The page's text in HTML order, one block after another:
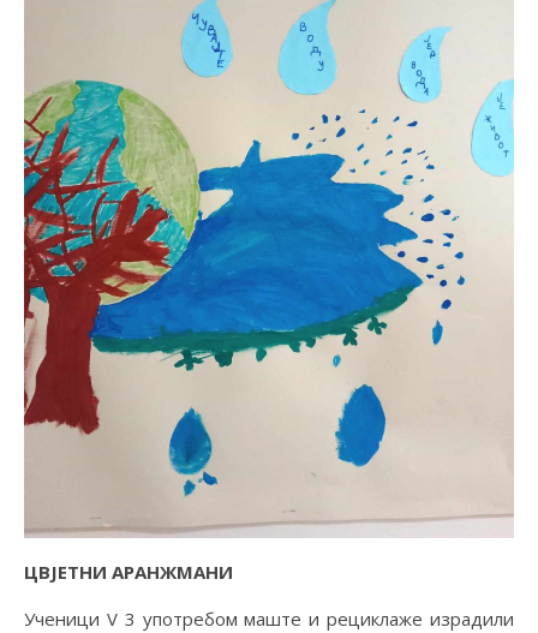
ЦВЈЕТНИ АРАНЖМАНИ
Ученици V 3 употребом маште и рециклаже израдили